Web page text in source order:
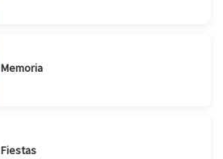
Memoria
Fiestas